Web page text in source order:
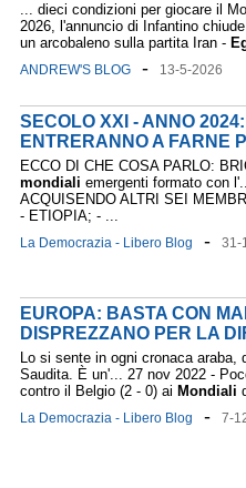
... dieci condizioni per giocare il
2026, l'annuncio di Infantino
un arcobaleno sulla partita Iran -
ANDREW'S BLOG - 13-5-2026
SECOLO XXI - ANNO
ENTRERANNO A FARNE
ECCO DI CHE COSA PARLO:
mondiali emergenti formato con
ACQUISENDO ALTRI SEI
- ETIOPIA; - ...
La Democrazia - Libero Blog - 31-
EUROPA: BASTA CON
DISPREZZANO PER LA
Lo si sente in ogni cronaca araba,
Saudita. È un'... 27 nov 2022 -
contro il Belgio (2 - 0) ai Mondiali
La Democrazia - Libero Blog - 7-